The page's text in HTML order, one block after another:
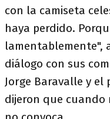
con la camiseta
haya perdido.
lamentablemente",
diálogo con sus
Jorge Baravalle y el
dijeron que cuando